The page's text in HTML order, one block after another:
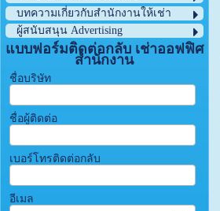
บทความเกี่ยวกับสำนักงานให้เช่า
ผู้สนับสนุน Advertising
แบบฟอร์มติดต่อกลับ เช่าออฟฟิศ
สำนักงาน
ชื่อบริษัท
ชื่อผู้ติดต่อ
เบอร์โทรติดต่อกลับ
อีเมล